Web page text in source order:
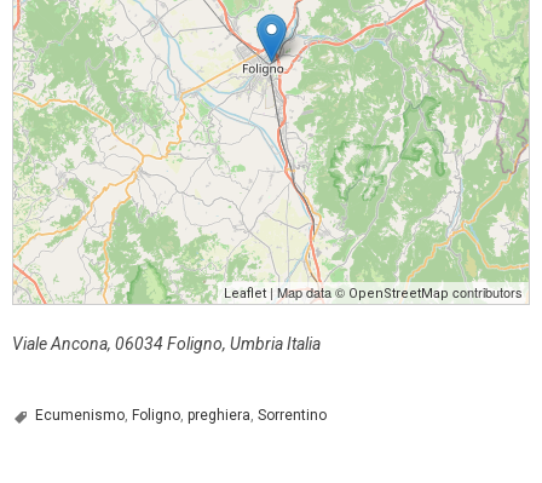
Leaflet | Map data © OpenStreetMap contributors
Viale Ancona, 06034 Foligno, Umbria Italia
Ecumenismo Foligno preghiera Sorrentino